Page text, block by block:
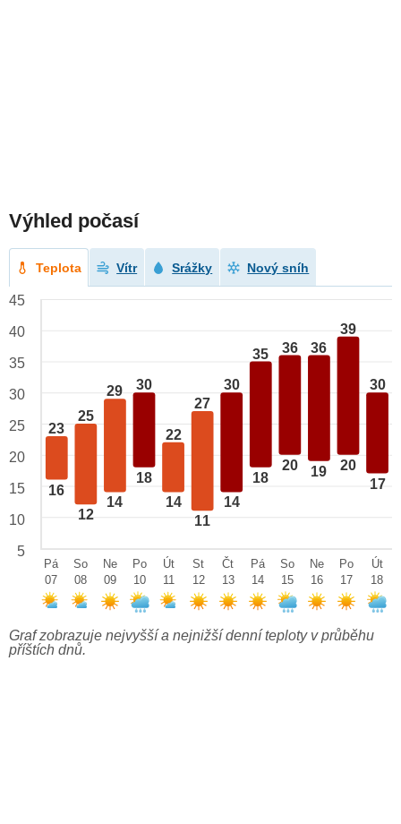
Výhled počasí
Teplota Vítr Srážky Nový sníh
23
16
25
12
29
14
30
18
22
14
27
11
30
14
35
18
36
20
36
19
39
20
30
17
45
40
35
30
25
20
15
10
5
Pá
07
So
08
Ne
09
Po
10
Út
11
St
12
Čt
13
Pá
14
So
15
Ne
16
Po
17
Út
18
Graf zobrazuje nejvyšší a nejnižší denní teploty v průběhu
příštích dnů.